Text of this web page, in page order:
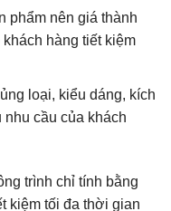
phẩm nên giá thành
hàng tiết kiệm
loại, kiểu dáng, kích
cầu của khách
trình chỉ tính bằng
kiệm tối đa thời gian